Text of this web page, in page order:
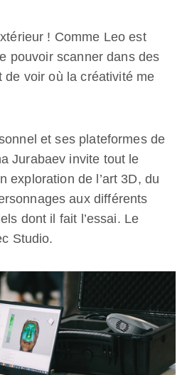
! Comme Leo est
pouvoir scanner dans des
de voir où la créativité me
et ses plateformes de
Jurabaev invite tout le
exploration de l’art 3D, du
aux différents
dont il fait l’essai. Le
Studio.